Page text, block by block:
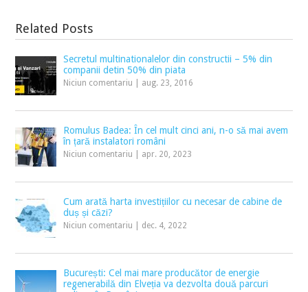
Related Posts
Secretul multinationalelor din constructii – 5% din
companii detin 50% din piata
Niciun comentariu aug. 23, 2016
Romulus Badea: În cel mult cinci ani, n-o să mai avem
în țară instalatori români
Niciun comentariu apr. 20, 2023
Cum arată harta investițiilor cu necesar de cabine de
duș și căzi?
Niciun comentariu dec. 4, 2022
București: Cel mai mare producător de energie
regenerabilă din Elveția va dezvolta două parcuri